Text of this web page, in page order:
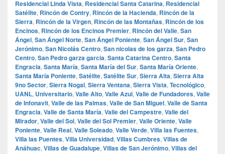
Residencial Linda Vista, Residencial Santa Catarina, Residencial
Satélite, Rincón de Contry, Rincón de la Hacienda, Rincón de la
Sierra, Rincón de la Virgen, Rincón de las Montañas, Rincón de los
Encinos, Rincón de los Encinos Premier, Rincón del Valle, San
Ángel, San Ángel Norte, San Ángel Poniente, San Ángel Sur, San
Jerónimo, San Nicolás Centro, San nicolas de los garza, San Pedro
Centro, San Pedro garza garcia, Santa Catarina Centro, Santa
Engracia, Santa María, Santa María del Sur, Santa María Oriente,
Santa María Poniente, Satélite, Satélite Sur, Sierra Alta, Sierra Alta
9no Sector, Sierra Nogal, Sierra Ventana, Sierra Vista, Tecnológico,
UANL, Universitario, Valle Alto, Valle Azul, Valle de Fundadores, Valle
de Infonavit, Valle de las Palmas, Valle de San Miguel, Valle de Santa
Engracia, Valle de Santa María, Valle del Campestre, Valle del
Mirador, Valle del Sol, Valle del Sol Premier, Valle Oriente, Valle
Poniente, Valle Real, Valle Soleado, Valle Verde, Villa las Fuentes,
Villa las Puentes, Villa Universidad, Villas Cumbres, Villas de
Anáhuac, Villas de Guadalupe, Villas de San Jerónimo, Villas del